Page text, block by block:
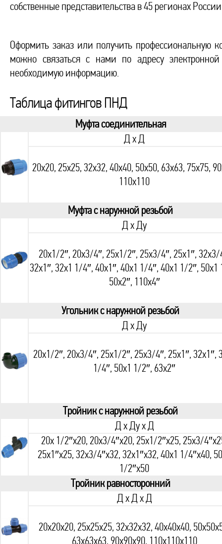
собственные представительства в 45 регионах
Оформить заказ или получить профессиональную
можно связаться с нами по адресу
необходимую информацию.
Таблица фитингов ПНД
Муфта соединительная
Д х Д
20х20, 25х25, 32х32, 40х40, 50х50, 63х63, 75х75,
110х110
Муфта с наружной резьбой
Д х Ду
20х1/2″, 20х3/4″, 25х1/2″, 25х3/4″, 25х1″, 32х3/
32х1″, 32х1 1/4″, 40х1″, 40х1 1/4″, 40х1 1/2″, 50х1
50х2″, 110х4″
Угольник с наружной резьбой
Д х Ду
20х1/2″, 20х3/4″, 25х1/2″, 25х3/4″, 25х1″, 32х1″,
1/4″, 50х1 1/2″, 63x2″
Тройник с наружной резьбой
Д х Ду х Д
20х 1/2″х20, 20х3/4″х20, 25х1/2″х25, 25х3/
25х1″х25, 32х3/4″х32, 32х1″х32, 40х1 1/4″х40,
1/2″х50
Тройник равносторонний
Д х Д х Д
20х20х20, 25х25х25, 32х32х32, 40х40х40,
63х63х63, 90х90х90, 110х110х110